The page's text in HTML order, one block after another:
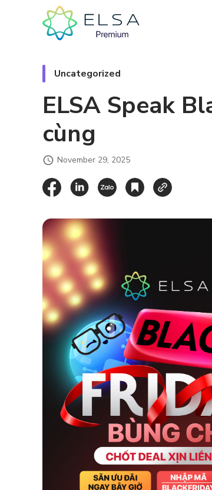
Uncategorized
ELSA Speak
cùng
November 29, 2025